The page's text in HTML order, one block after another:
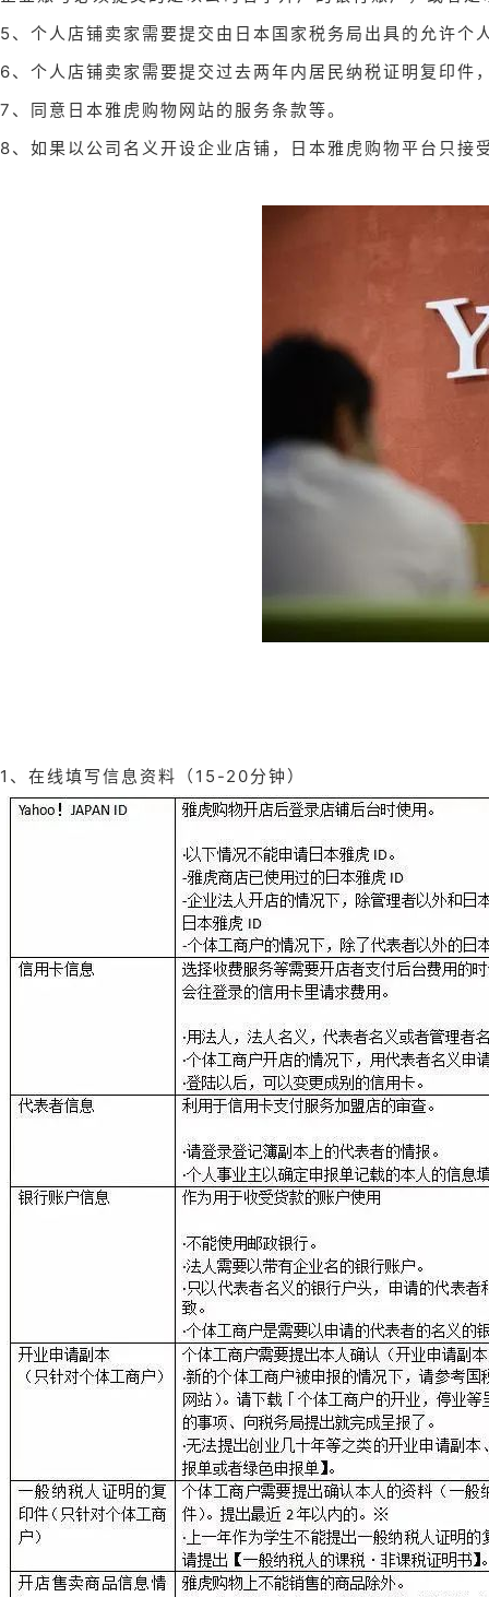
5、个人店铺卖家需要提交由日本国家税务局出具的允许个
6、个人店铺卖家需要提交过去两年内居民纳税证明复印件
7、同意日本雅虎购物网站的服务条款等。
8、如果以公司名义开设企业店铺，日本雅虎购物平台只接
1、在线填写信息资料（15-20分钟）